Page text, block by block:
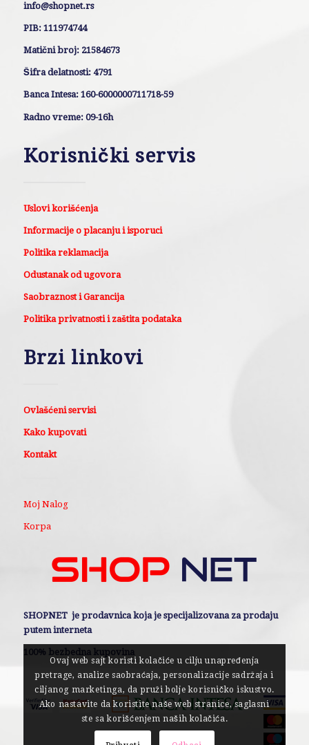
info@shopnet.rs
PIB: 111974744
Matični broj: 21584673
Šifra delatnosti: 4791
Banca Intesa: 160-6000000711718-59
Radno vreme: 09-16h
Korisnički servis
Uslovi korišćenja
Informacije o placanju i isporuci
Politika reklamacija
Odustanak od ugovora
Saobraznost i Garancija
Politika privatnosti i zaštita podataka
Brzi linkovi
Ovlašćeni servisi
Kako kupovati
Kontakt
Moj Nalog
Korpa
SHOPNET je prodavnica koja je specijalizovana za prodaju
putem interneta
100% bezbedna kupovina
Ovaj web sajt koristi kolačiće u cilju unapređenja
pretrage, analize saobraćaja, personalizacije sadržaja i
ciljanog marketinga, da pruži bolje korisničko iskustvo.
Ako nastavite da koristite naše web stranice, saglasni
ste sa korišćenjem naših kolačića.